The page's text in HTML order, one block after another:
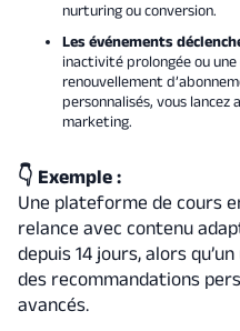
nurturing ou conversion.
Les événements
inactivité prolongée ou
renouvellement
personnalisés, vous
marketing.
👇 Exemple :
Une plateforme de cours
relance avec contenu
depuis 14 jours, alors
des recommandations
avancés.